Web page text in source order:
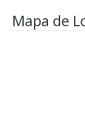
Mapa de